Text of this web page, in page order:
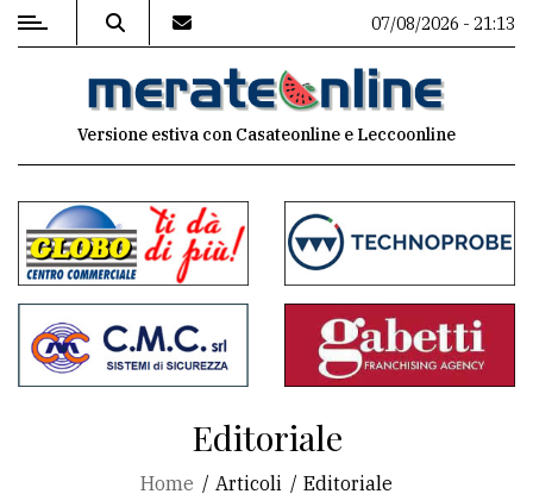
MENU
commenti
Contenuti
del
sito
07/08/2026 - 21:13
Versione estiva con Casateonline e Leccoonline
Editoriale
Home Articoli Editoriale